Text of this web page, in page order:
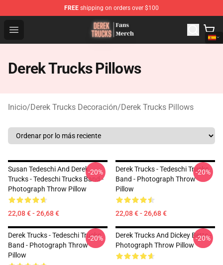
FREE shipping on orders over $100
Open menu
Derek Trucks Store - Official Derek Trucks Merchandise
Derek Trucks Pillows
Inicio/Derek Trucks Decoración/Derek Trucks Pillows
Susan Tedeschi And Derek
Trucks - Tedeschi Trucks Band -
Photograph Throw Pillow
22,08 € - 26,68 €
-20%
Derek Trucks - Tedeschi Trucks
Band - Photograph Throw
Pillow
22,08 € - 26,68 €
-20%
Derek Trucks - Tedeschi Trucks
Band - Photograph Throw
Pillow
-20%
Derek Trucks And Dickey Betts -
Photograph Throw Pillow
-20%